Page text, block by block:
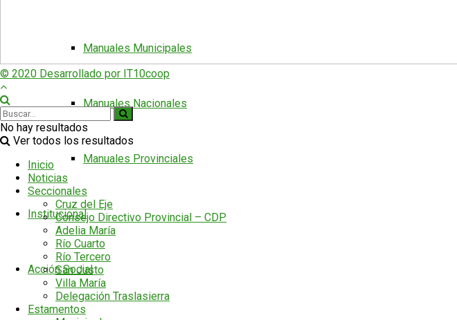
Manuales Municipales
Manuales Nacionales
Manuales Provinciales
Institucional
Acción Social
© 2020 Desarrollado por IT10coop
No hay resultados
Ver todos los resultados
Inicio
Noticias
Seccionales
Cruz del Eje
Consejo Directivo Provincial – CDP
Adelia María
Río Cuarto
Río Tercero
San Justo
Villa María
Delegación Traslasierra
Estamentos